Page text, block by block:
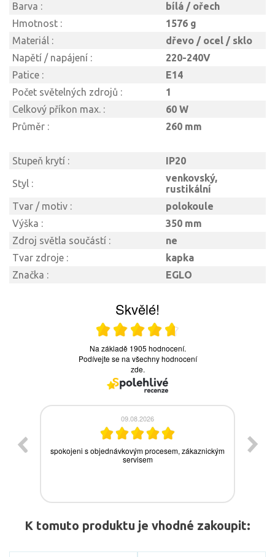
Barva :
bílá / ořech
Hmotnost :
1576 g
Materiál :
dřevo / ocel / sklo
Napětí / napájení :
220-240V
Patice :
E14
Počet světelných zdrojů :
1
Celkový příkon max. :
60 W
Průměr :
260 mm
Stupeň krytí : IP20
Styl :
venkovský,
rustikální
Tvar / motiv :
polokoule
Výška :
350 mm
Zdroj světla součástí :
ne
Tvar zdroje :
kapka
Značka :
EGLO
K tomuto produktu je vhodné zakoupit: